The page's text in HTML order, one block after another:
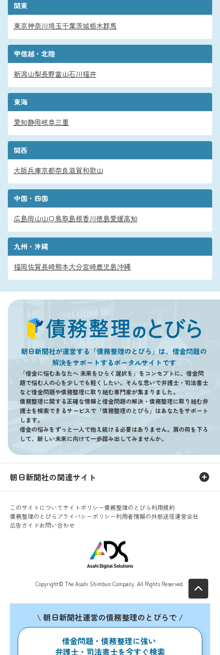
関東
東京神奈川埼玉千葉茨城栃木群馬
甲信越・北陸
新潟山梨長野富山石川福井
東海
愛知静岡岐阜三重
関西
大阪兵庫京都奈良滋賀和歌山
中国・四国
広島岡山山口鳥取島根香川徳島愛媛高知
九州・沖縄
福岡佐賀長崎熊本大分宮崎鹿児島沖縄
朝日新聞社が運営する「債務整理のとびら」は、借金問題の
解決をサポートするポータルサイトです
「借金に悩むあなたへ 未来をひらく選択を」をコンセプトに、借金問
題で悩む人の心を少しでも軽くしたい。そんな思いで弁護士・司法書士
など借金問題や債務整理に取り組む専門家が集まりました。
債務整理に関する正確な情報と借金問題の解決・債務整理に取り組む弁
護士を検索できるサービスで「債務整理のとびら」はあなたをサポート
します。
借金の悩みをずっと一人で抱え続ける必要はありません。肩の荷を下ろ
して、新しい未来に向けて一歩踏み出してみませんか。
\ 朝日新聞社運営の債務整理のとびらで /
借金問題・債務整理に強い
弁護士・司法書士を今すぐ検索
朝日新聞社の関連サイト
このサイトについてサイトポリシー債務整理のとびら利用規約
債務整理のとびらプライバシーポリシー利用者情報の外部送信運営会社
広告ガイドお問い合わせ
Copyright© The Asahi Shimbun Company. All Rights Reserved.